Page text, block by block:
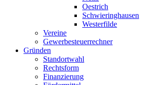
Oestrich
Schwieringhausen
Westerfilde
Vereine
Gewerbesteuerrechner
Gründen
Standortwahl
Rechtsform
Finanzierung